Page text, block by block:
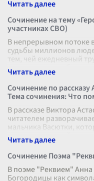
Сочинение на тему
участниках СВО)
В непрерывном потоке
судьбы миллионов
тем, чей ежедневный
незамеченными
Сочинение по
Тема сочинения: Что
В рассказе Виктора
читателем
мальчика Васютки,
на один с суровой
Сочинение Поэма
В поэме "Реквием" Анна
Богородицы как